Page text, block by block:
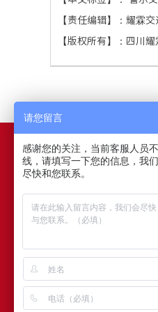
【责任编辑】： 耀霖交
【版权所有】： 四川耀
网站导航
耀霖首页
交通标志杆
客户案例
关于耀霖
请您留言
感谢您的关注，当前客服人员
线，请填写一下您的信息，我
尽快和您联系。